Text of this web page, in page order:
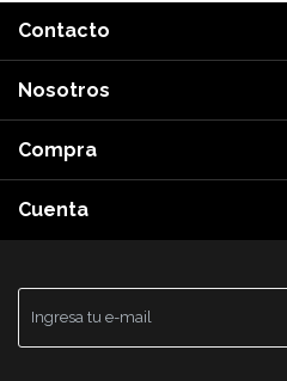
Contacto
Nosotros
Compra
Cuenta